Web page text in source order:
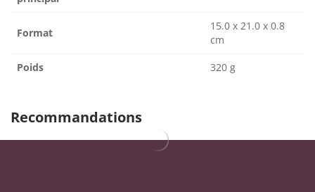
Format
15.0 x 21.0 x 0.8
cm
Poids 320 g
Recommandations